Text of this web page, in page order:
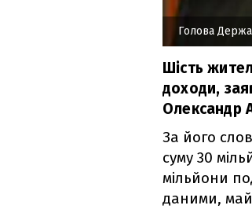
Голова
Шість
доходи,
Олександр
За його
суму 30
мільйони
даними,